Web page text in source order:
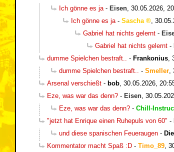
Ich gönne es ja - Eisen 30.05.2026,
Ich gönne es ja - Sascha
Gabriel hat nichts gelernt -
Gabriel hat nichts gelernt -
dumme Spielchen bestraft..
- Frankonius
dumme Spielchen bestraft..
- Smeller
Arsenal verschießt - bob 30.05.2026,
Eze, was war das denn? - Eisen
Eze, was war das denn? - Chill-
"jetzt hat Enrique einen Ruhepuls von 60" -
und diese spanischen Feueraugen -
Kommentator macht Spaß :D - Timo_89